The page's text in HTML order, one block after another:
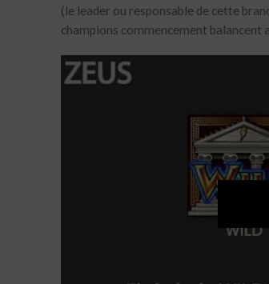
(le leader ou responsable de cette
champions commencement balancent